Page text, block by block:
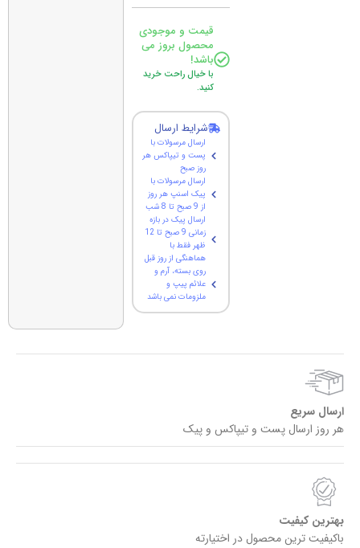
قیمت و موجودی
محصول بروز می
باشد!
با خیال راحت خرید
کنید.
شرایط ارسال
ارسال مرسولات با
پست و تیپاکس هر
روز صبح
ارسال مرسولات با
پیک اسنپ هر روز
از 9 صبح تا 8 شب
ارسال پیک در بازه
زمانی 9 صبح تا 12
ظهر فقط با
هماهنگی از روز قبل
روی بسته، آرم و
علائم پیپ و
ملزومات نمی باشد
ارسال سریع
هر روز ارسال پست و تیپاکس و پیک
بهترین کیفیت
باکیفیت ترین محصول در اختیارته